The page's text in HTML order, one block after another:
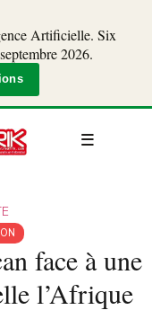
Artificielle. Six
2026.
face à une
l’Afrique